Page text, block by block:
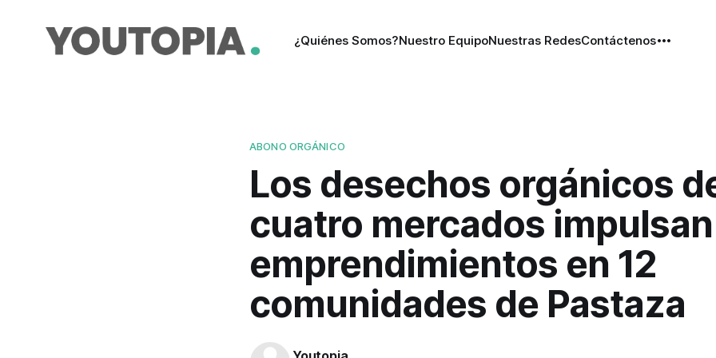
¿Quiénes Somos?Nuestro EquipoNuestras RedesContáctenos
ABONO ORGÁNICO
Los desechos orgánicos
cuatro mercados impulsan
emprendimientos en 12
comunidades de Pastaza